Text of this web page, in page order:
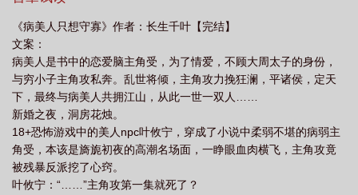
《病美人只想守寡》作者：长生千叶【完结】
文案：
病美人是书中的恋爱脑主角受，为了情爱，不顾大周太子的身份，
与穷小子主角攻私奔。乱世将倾，主角攻力挽狂澜，平诸侯，定天
下，最终与病美人共拥江山，从此一世一双人……
新婚之夜，洞房花烛。
18+恐怖游戏中的美人npc叶攸宁，穿成了小说中柔弱不堪的病弱主
角受，本该是旖旎初夜的高潮名场面，一睁眼血肉横飞，主角攻竟
被残暴反派挖了心窍。
叶攸宁：“……”主角攻第一集就死了？